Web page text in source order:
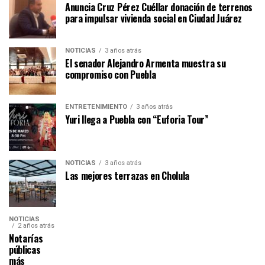
Anuncia Cruz Pérez Cuéllar donación de terrenos
para impulsar vivienda social en Ciudad Juárez
NOTICIAS 3 años atrás
El senador Alejandro Armenta muestra su
compromiso con Puebla
ENTRETENIMIENTO 3 años atrás
Yuri llega a Puebla con “Euforia Tour”
NOTICIAS 3 años atrás
Las mejores terrazas en Cholula
NOTICIAS
2 años atrás
Notarías
públicas
más